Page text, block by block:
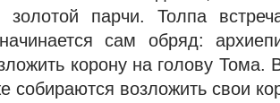
золотой парчи. Толпа
сам обряд:
корону на голову Тома.
собираются возложить свои